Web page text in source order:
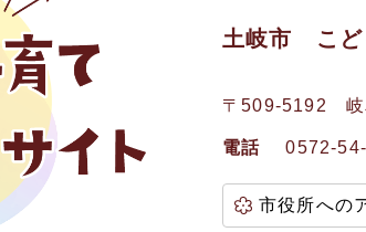
土岐市 こど
〒509-5192
電話 0572-
市役所への